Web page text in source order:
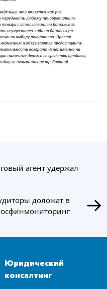
агент удержал
доложат в
Юридический
консалтинг